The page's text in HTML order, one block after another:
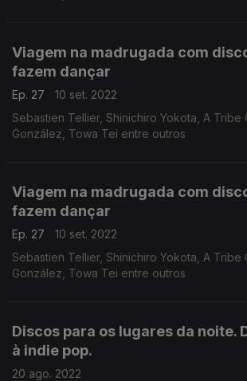
Viagem na madrugada com
fazem dançar
Ep. 27
10 set. 2022
Sebastien Tellier, Shinichiro Yokota, A Tribe
González, Towa Tei entre outros
Viagem na madrugada com
fazem dançar
Ep. 27
10 set. 2022
Sebastien Tellier, Shinichiro Yokota, A Tribe
González, Towa Tei entre outros
Discos para os lugares da noite.
à indie pop.
20 ago. 2022